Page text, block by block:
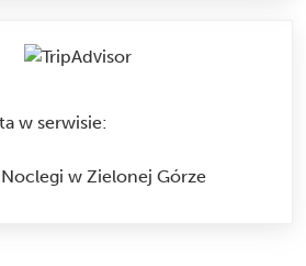
w serwisie:
Noclegi w Zielonej Górze